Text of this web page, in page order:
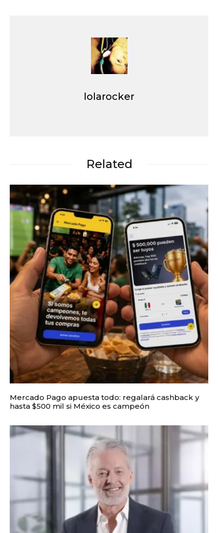
lolarocker
Related
Mercado Pago apuesta todo: regalará cashback y
hasta $500 mil si México es campeón